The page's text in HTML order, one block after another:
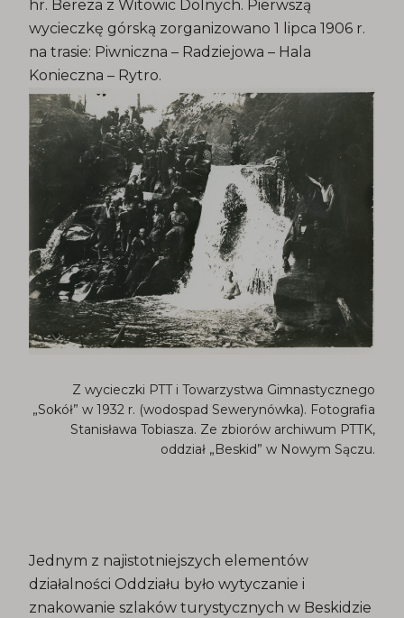
hr. Bereza z Witowic Dolnych. Pierwszą
wycieczkę górską zorganizowano 1 lipca 1906 r.
na trasie: Piwniczna – Radziejowa – Hala
Konieczna – Rytro.
Z wycieczki PTT i Towarzystwa Gimnastycznego
„Sokół” w 1932 r. (wodospad Sewerynówka). Fotografia
Stanisława Tobiasza. Ze zbiorów archiwum PTTK,
oddział „Beskid” w Nowym Sączu.
Jednym z najistotniejszych elementów
działalności Oddziału było wytyczanie i
znakowanie szlaków turystycznych w Beskidzie